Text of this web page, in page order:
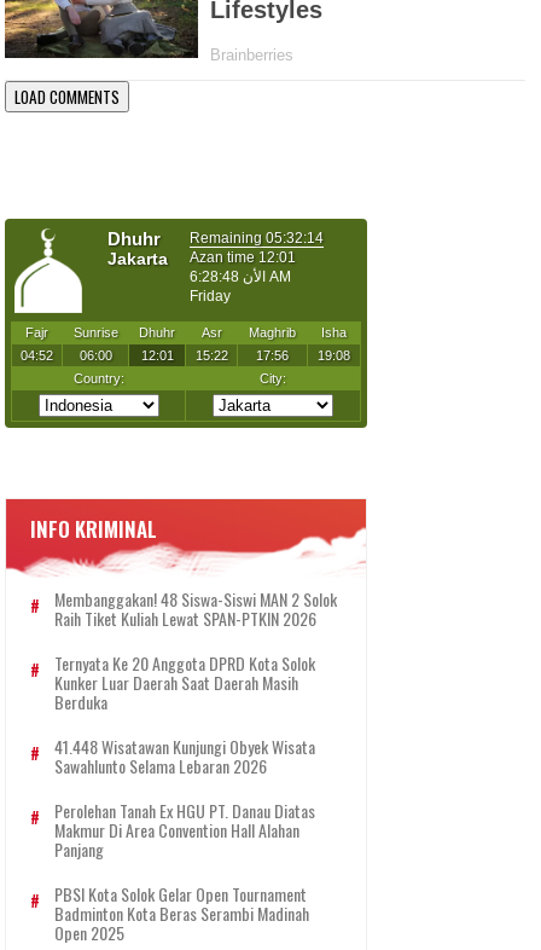
LOAD COMMENTS
INFO KRIMINAL
Membanggakan! 48 Siswa-Siswi MAN 2 Solok
Raih Tiket Kuliah Lewat SPAN-PTKIN 2026
Ternyata Ke 20 Anggota DPRD Kota Solok
Kunker Luar Daerah Saat Daerah Masih
Berduka
41.448 Wisatawan Kunjungi Obyek Wisata
Sawahlunto Selama Lebaran 2026
Perolehan Tanah Ex HGU PT. Danau Diatas
Makmur Di Area Convention Hall Alahan
Panjang
PBSI Kota Solok Gelar Open Tournament
Badminton Kota Beras Serambi Madinah
Open 2025